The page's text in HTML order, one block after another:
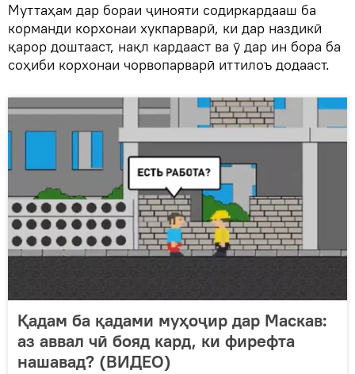
Муттаҳам дар бораи ҷинояти содиркардааш ба
корманди корхонаи хукпарварӣ, ки дар наздикӣ
қарор доштааст, нақл кардааст ва ӯ дар ин бора ба
соҳиби корхонаи чорвопарварӣ иттилоъ додааст.
Қадам ба қадами муҳоҷир дар Маскав:
аз аввал чӣ бояд кард, ки фирефта
нашавад? (ВИДЕО)